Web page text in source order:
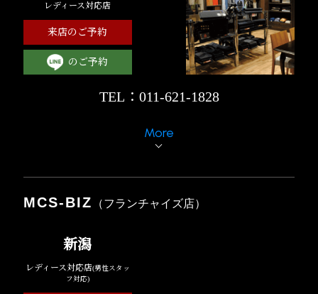
レディース対応店
来店のご予約
のご予約
TEL：011-621-1828
More
MCS-BIZ （フランチャイズ店）
新潟
レディース対応店(男性スタッ
フ対応)